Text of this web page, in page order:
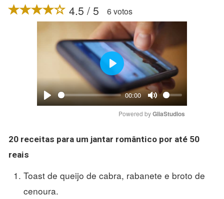
4.5 / 5 6 votos
Play
00:00
Mute
Play
Powered by GliaStudios
20 receitas para um jantar romântico por até 50
reais
Toast de queijo de cabra, rabanete e broto de
cenoura.